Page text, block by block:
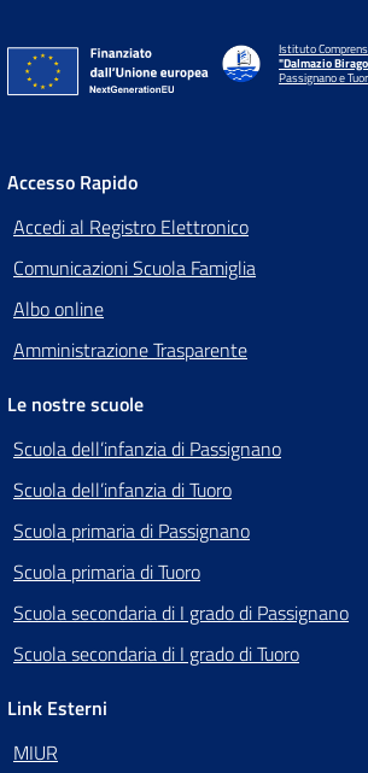
Istituto
"Dalmazio
Passignano e
Accesso Rapido
Accedi al Registro Elettronico
Comunicazioni Scuola Famiglia
Albo online
Amministrazione Trasparente
Le nostre scuole
Scuola dell’infanzia di Passignano
Scuola dell’infanzia di Tuoro
Scuola primaria di Passignano
Scuola primaria di Tuoro
Scuola secondaria di I grado di Passignano
Scuola secondaria di I grado di Tuoro
Link Esterni
MIUR